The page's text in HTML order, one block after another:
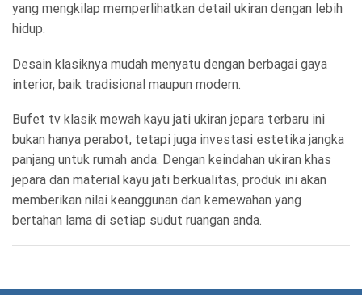
yang mengkilap memperlihatkan detail ukiran dengan lebih
hidup.
Desain klasiknya mudah menyatu dengan berbagai gaya
interior, baik tradisional maupun modern.
Bufet tv klasik mewah kayu jati ukiran jepara terbaru ini
bukan hanya perabot, tetapi juga investasi estetika jangka
panjang untuk rumah anda. Dengan keindahan ukiran khas
jepara dan material kayu jati berkualitas, produk ini akan
memberikan nilai keanggunan dan kemewahan yang
bertahan lama di setiap sudut ruangan anda.